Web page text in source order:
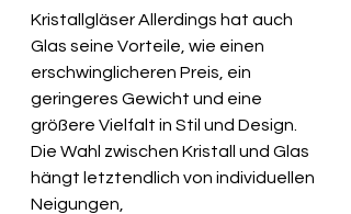
Kristallgläser Allerdings hat auch
Glas seine Vorteile, wie einen
erschwinglicheren Preis, ein
geringeres Gewicht und eine
größere Vielfalt in Stil und Design.
Die Wahl zwischen Kristall und Glas
hängt letztendlich von individuellen
Neigungen,